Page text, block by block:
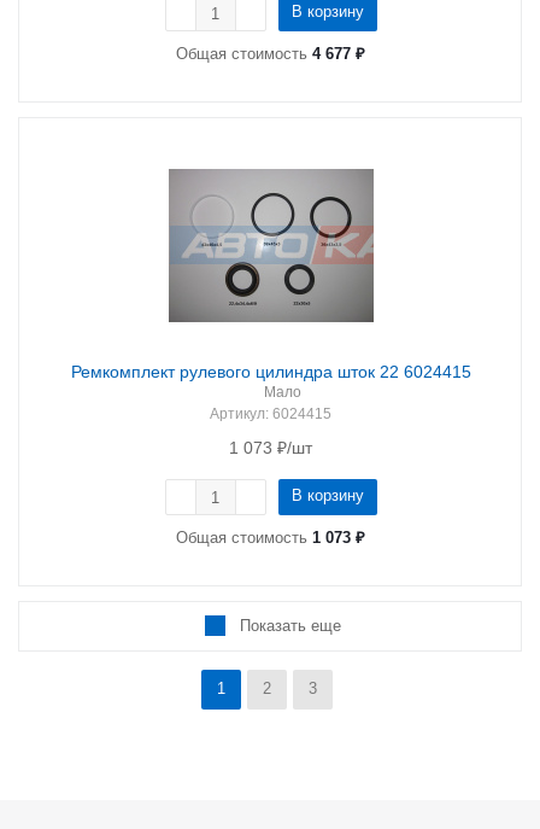
В корзину
Общая стоимость 4 677 ₽
Ремкомплект рулевого цилиндра шток 22 6024415
Мало
Артикул: 6024415
1 073 ₽/шт
В корзину
Общая стоимость 1 073 ₽
Показать еще
1 2 3